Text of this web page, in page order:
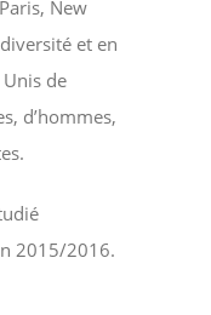
New
et en
de
d’hommes,
2015/2016.